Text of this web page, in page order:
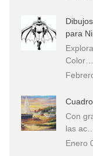
para
Color…
Con
las ac…
Enero